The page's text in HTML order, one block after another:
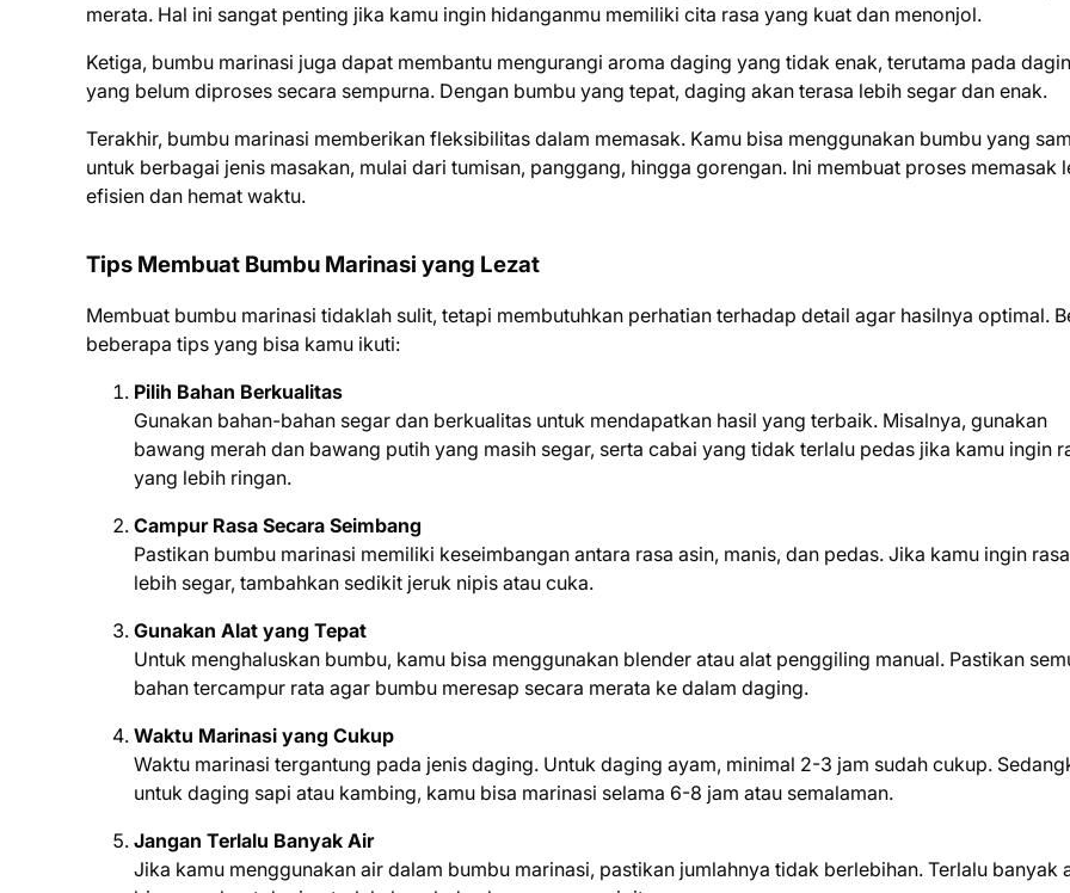
merata. Hal ini sangat penting jika kamu ingin hidanganmu memiliki cita rasa yang kuat dan menonjol.
Ketiga, bumbu marinasi juga dapat membantu mengurangi aroma daging yang tidak enak, terutama pada
yang belum diproses secara sempurna. Dengan bumbu yang tepat, daging akan terasa lebih segar dan enak.
Terakhir, bumbu marinasi memberikan fleksibilitas dalam memasak. Kamu bisa menggunakan bumbu yang
untuk berbagai jenis masakan, mulai dari tumisan, panggang, hingga gorengan. Ini membuat proses memasak
efisien dan hemat waktu.
Tips Membuat Bumbu Marinasi yang Lezat
Membuat bumbu marinasi tidaklah sulit, tetapi membutuhkan perhatian terhadap detail agar hasilnya optimal.
beberapa tips yang bisa kamu ikuti:
Pilih Bahan Berkualitas
Gunakan bahan-bahan segar dan berkualitas untuk mendapatkan hasil yang terbaik. Misalnya, gunakan
bawang merah dan bawang putih yang masih segar, serta cabai yang tidak terlalu pedas jika kamu ingin
yang lebih ringan.
Campur Rasa Secara Seimbang
Pastikan bumbu marinasi memiliki keseimbangan antara rasa asin, manis, dan pedas. Jika kamu ingin
lebih segar, tambahkan sedikit jeruk nipis atau cuka.
Gunakan Alat yang Tepat
Untuk menghaluskan bumbu, kamu bisa menggunakan blender atau alat penggiling manual. Pastikan
bahan tercampur rata agar bumbu meresap secara merata ke dalam daging.
Waktu Marinasi yang Cukup
Waktu marinasi tergantung pada jenis daging. Untuk daging ayam, minimal 2-3 jam sudah cukup.
untuk daging sapi atau kambing, kamu bisa marinasi selama 6-8 jam atau semalaman.
Jangan Terlalu Banyak Air
Jika kamu menggunakan air dalam bumbu marinasi, pastikan jumlahnya tidak berlebihan. Terlalu banyak